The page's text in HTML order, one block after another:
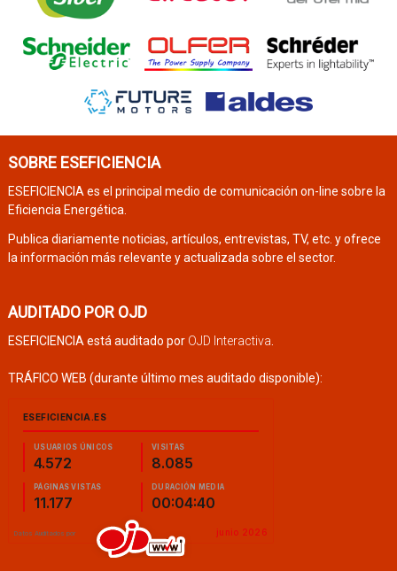
SOBRE ESEFICIENCIA
ESEFICIENCIA es el principal medio de comunicación on-line sobre la
Eficiencia Energética.
Publica diariamente noticias, artículos, entrevistas, TV, etc. y ofrece
la información más relevante y actualizada sobre el sector.
AUDITADO POR OJD
ESEFICIENCIA está auditado por OJD Interactiva
TRÁFICO WEB (durante último mes auditado disponible):